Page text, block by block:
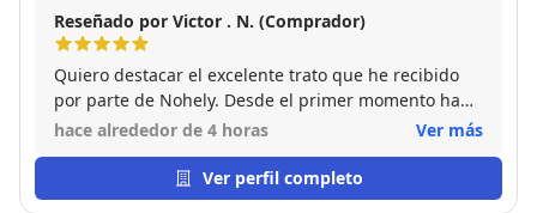
Reseñado por Victor . N. (Comprador)
Quiero destacar el excelente trato que he recibido
por parte de Nohely. Desde el primer momento ha
sido muy amable, cercana y profesional, resolviendo
durante todo el proceso. Su dedicación, atención al
detalle y disposición para ayudar han hecho que la
hace alrededor de 4 horas Ver más
Ver perfil completo